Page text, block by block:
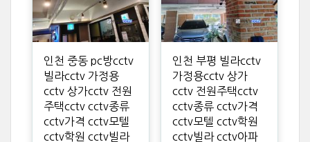
인천 중동 pc방cctv
빌라cctv 가정용
cctv 상가cctv 전원
주택cctv cctv종류
cctv가격 cctv모텔
cctv학원 cctv빌라
인천 부평 빌라cctv
가정용cctv 상가
cctv 전원주택cctv
cctv종류 cctv가격
cctv모텔 cctv학원
cctv빌라 cctv아파